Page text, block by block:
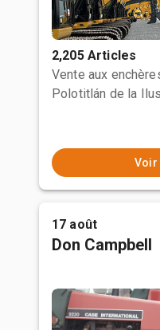
2,205 Articles
Vente aux
Polotitlán de la
Voir
17 août
Don Campbell